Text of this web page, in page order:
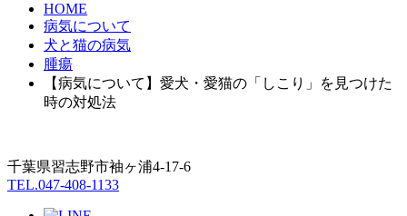
HOME
病気について
犬と猫の病気
腫瘍
【病気について】愛犬・愛猫の「しこり」を見つけた
時の対処法
千葉県習志野市袖ヶ浦4-17-6
TEL.047-408-1133